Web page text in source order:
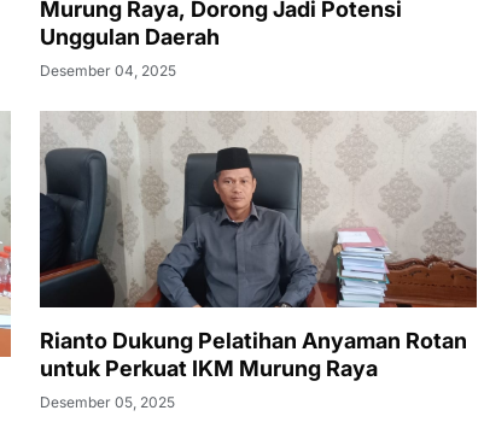
Murung Raya, Dorong Jadi Potensi
Unggulan Daerah
Desember 04, 2025
Rianto Dukung Pelatihan Anyaman Rotan
untuk Perkuat IKM Murung Raya
Desember 05, 2025